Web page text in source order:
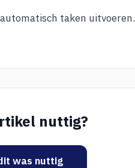
taken uitvoeren.
nuttig?
was nuttig